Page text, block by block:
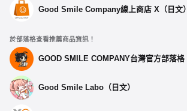
Good Smile Company線上商店 X（日文）
於部落格查看推薦商品資訊！
GOOD SMILE COMPANY台灣官方部落格
Good Smile Labo（日文）